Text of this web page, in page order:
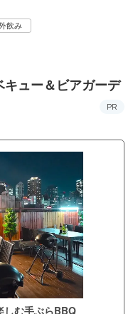
飲み
ュー＆ビアガーデ
PR
しむ手ぶらBBQ